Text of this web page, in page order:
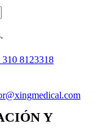
310 8123318
Y